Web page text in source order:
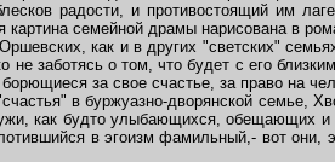
радости, и противостоящий им
картина семейной драмы нарисована в
как и в других "светских"
не заботясь о том, что будет с его
за свое счастье, за право на
в буржуазно-дворянской семье,
как будто улыбающихся, обещающих и
в эгоизм фамильный,- вот они,